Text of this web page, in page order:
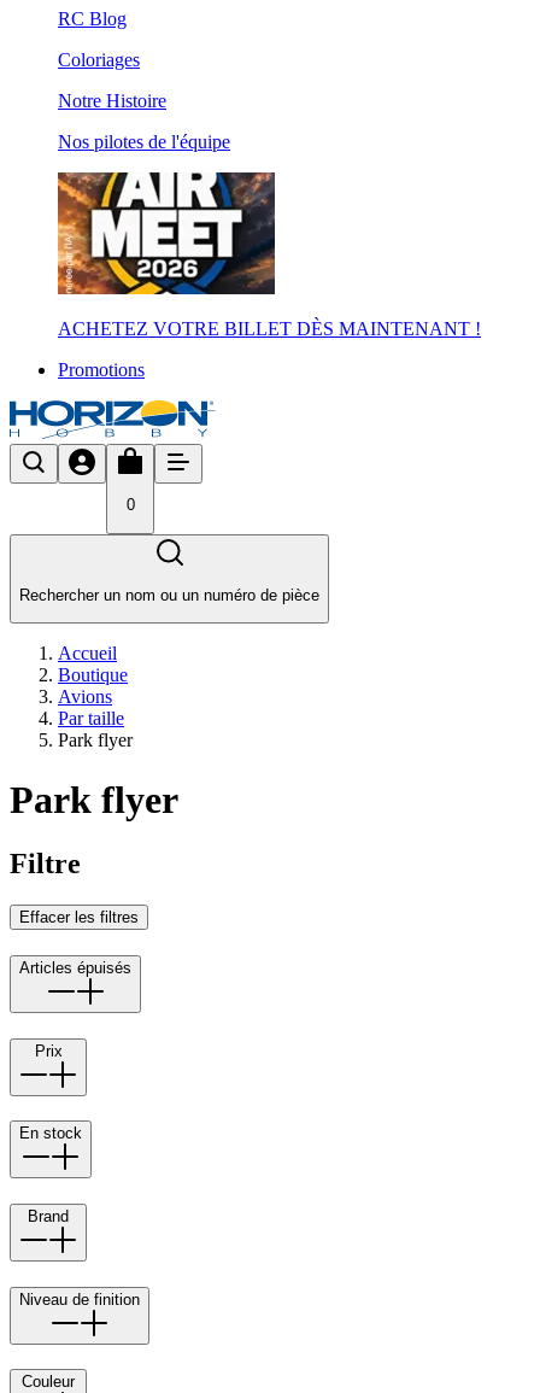
RC Blog
Coloriages
Notre Histoire
Nos pilotes de l'équipe
ACHETEZ VOTRE BILLET DÈS MAINTENANT !
Promotions
0
Rechercher un nom ou un numéro de pièce
Accueil
Boutique
Avions
Par taille
Park flyer
Park flyer
Filtre
Effacer les filtres
Articles épuisés
Prix
En stock
Brand
Niveau de finition
Couleur